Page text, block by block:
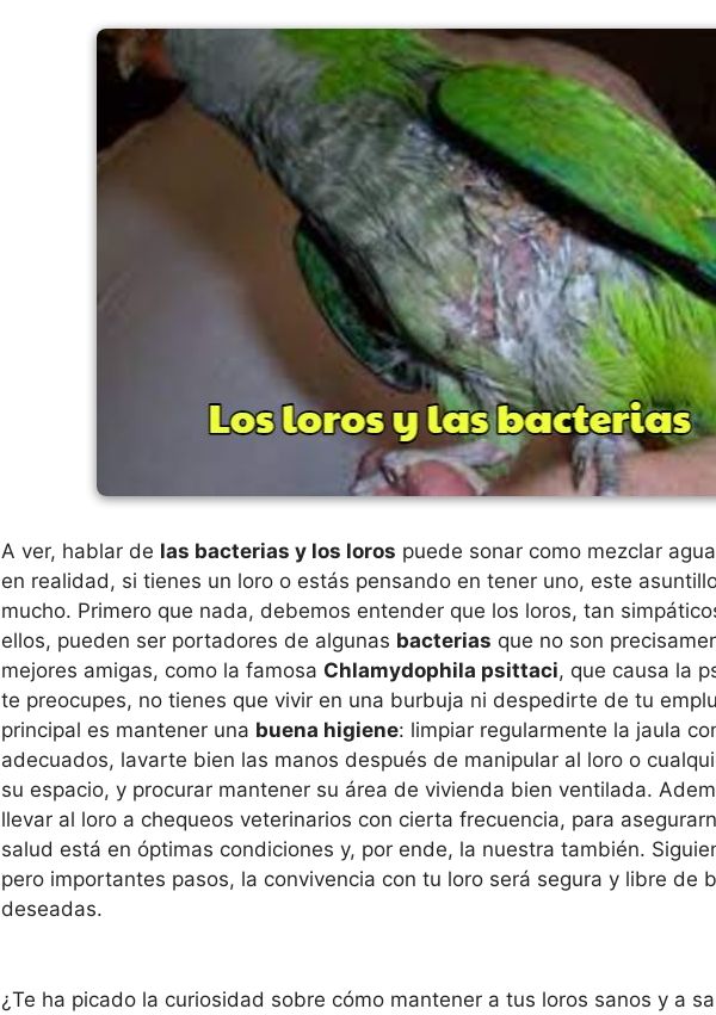
A ver, hablar de las bacterias y los loros puede sonar como mezclar
en realidad, si tienes un loro o estás pensando en tener uno, este
mucho. Primero que nada, debemos entender que los loros, tan
ellos, pueden ser portadores de algunas bacterias que no son
mejores amigas, como la famosa Chlamydophila psittaci, que causa la
te preocupes, no tienes que vivir en una burbuja ni despedirte de tu
principal es mantener una buena higiene: limpiar regularmente la jaula
adecuados, lavarte bien las manos después de manipular al loro o
su espacio, y procurar mantener su área de vivienda bien ventilada.
llevar al loro a chequeos veterinarios con cierta frecuencia, para
salud está en óptimas condiciones y, por ende, la nuestra también.
pero importantes pasos, la convivencia con tu loro será segura y libre de
deseadas.
¿Te ha picado la curiosidad sobre cómo mantener a tus loros sanos y a